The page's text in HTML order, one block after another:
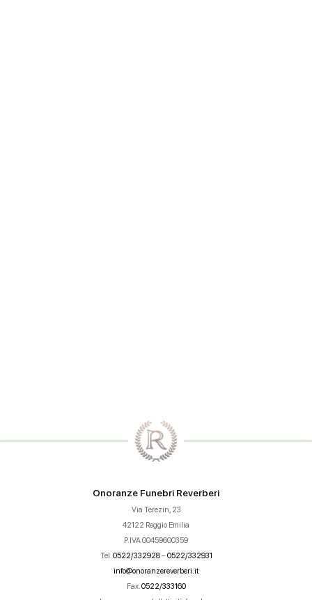
Onoranze Funebri Reverberi
Via Terezin, 23
42122 Reggio Emilia
P.IVA 00459600359
Tel. 0522/332928–0522/332931
info@onoranzereverberi.it
Fax. 0522/333160